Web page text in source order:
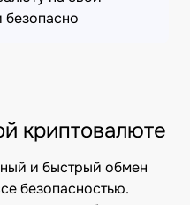
безопасно
криптовалюте
и быстрый обмен
безопасностью.